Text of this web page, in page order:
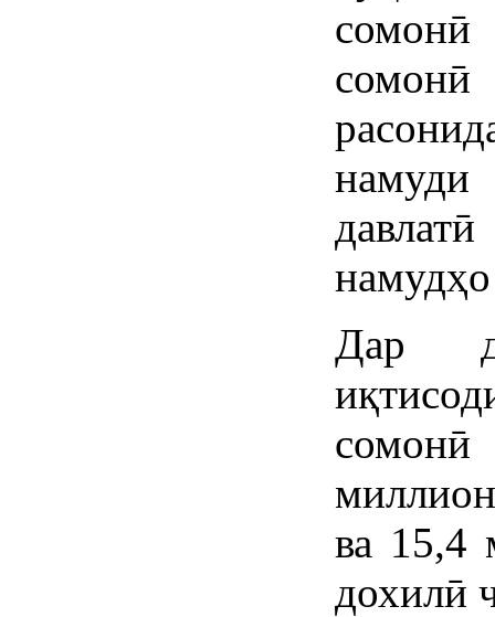
Дар
сомонӣ
ва 15,4
дохилӣ